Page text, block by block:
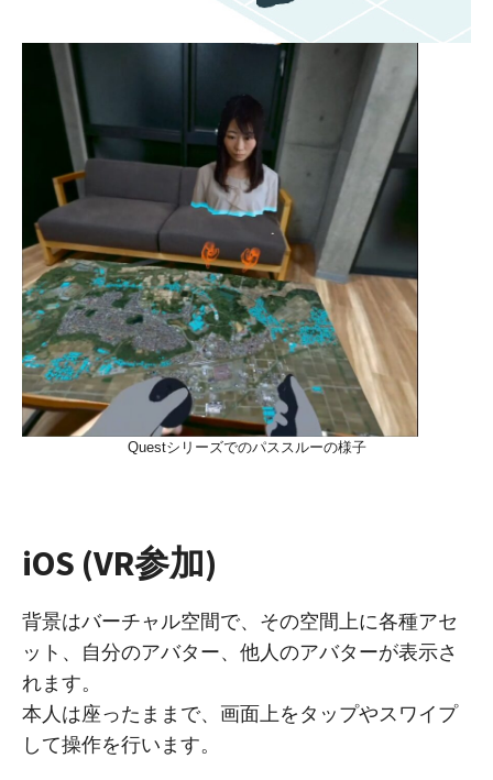
Questシリーズでのパススルーの様子
iOS (VR参加)
背景はバーチャル空間で、その空間上に各種アセ
ット、自分のアバター、他人のアバターが表示さ
れます。
本人は座ったままで、画面上をタップやスワイプ
して操作を行います。